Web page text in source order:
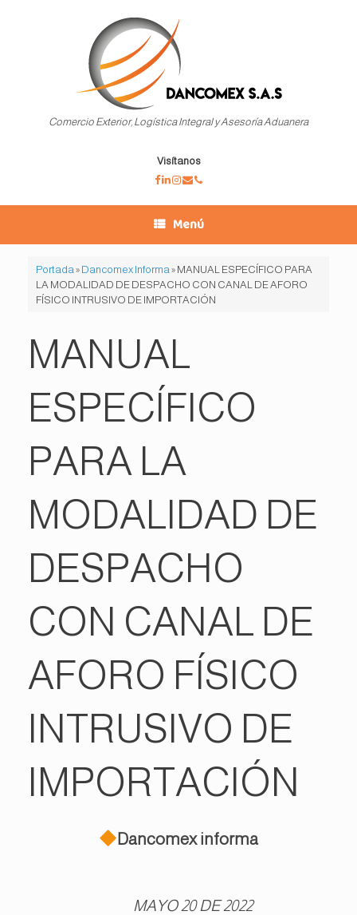
Comercio Exterior, Logística Integral y Asesoría Aduanera
Visítanos
Menú
Portada » Dancomex Informa » MANUAL ESPECÍFICO PARA
LA MODALIDAD DE DESPACHO CON CANAL DE AFORO
FÍSICO INTRUSIVO DE IMPORTACIÓN
MANUAL
ESPECÍFICO
PARA LA
MODALIDAD DE
DESPACHO
CON CANAL DE
AFORO FÍSICO
INTRUSIVO DE
IMPORTACIÓN
Dancomex informa
MAYO 20 DE 2022